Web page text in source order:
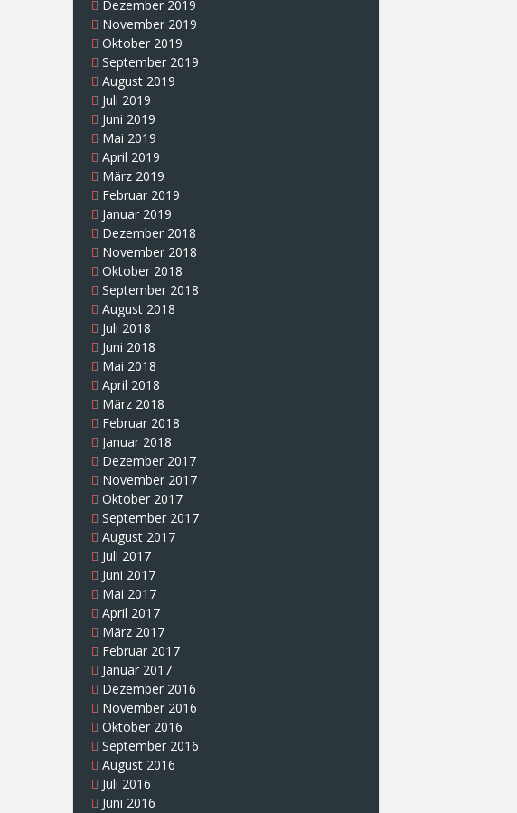
Dezember 2019
November 2019
Oktober 2019
September 2019
August 2019
Juli 2019
Juni 2019
Mai 2019
April 2019
März 2019
Februar 2019
Januar 2019
Dezember 2018
November 2018
Oktober 2018
September 2018
August 2018
Juli 2018
Juni 2018
Mai 2018
April 2018
März 2018
Februar 2018
Januar 2018
Dezember 2017
November 2017
Oktober 2017
September 2017
August 2017
Juli 2017
Juni 2017
Mai 2017
April 2017
März 2017
Februar 2017
Januar 2017
Dezember 2016
November 2016
Oktober 2016
September 2016
August 2016
Juli 2016
Juni 2016